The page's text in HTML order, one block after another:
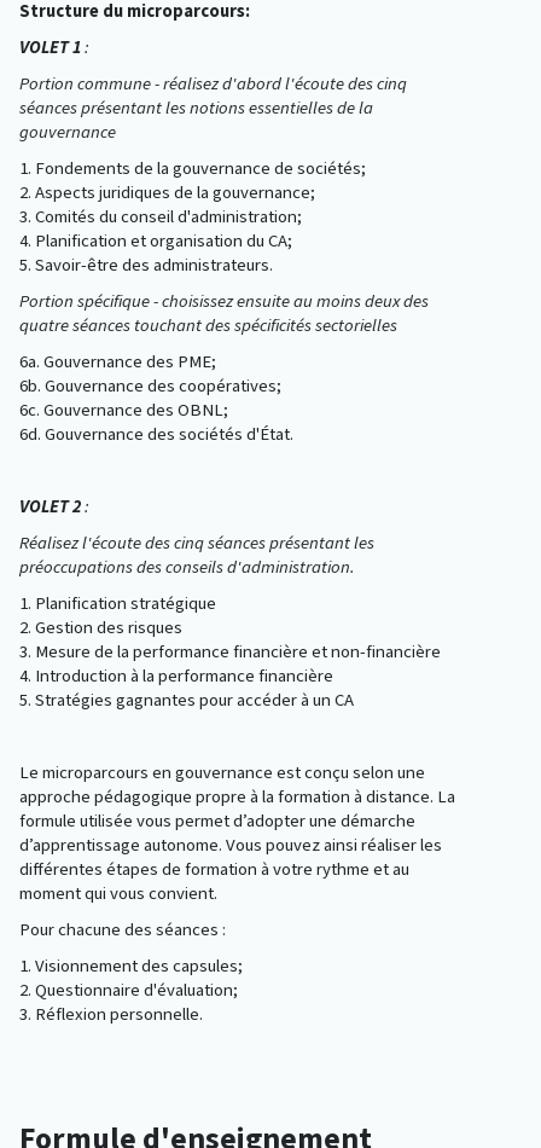
Structure du microparcours:
VOLET 1:
Portion commune - réalisez d'abord l'écoute des cinq
séances présentant les notions essentielles de la
gouvernance
1. Fondements de la gouvernance de sociétés;
2. Aspects juridiques de la gouvernance;
3. Comités du conseil d'administration;
4. Planification et organisation du CA;
5. Savoir-être des administrateurs.
Portion spécifique - choisissez ensuite au moins deux des
quatre séances touchant des spécificités sectorielles
6a. Gouvernance des PME;
6b. Gouvernance des coopératives;
6c. Gouvernance des OBNL;
6d. Gouvernance des sociétés d'État.
VOLET 2:
Réalisez l'écoute des cinq séances présentant les
préoccupations des conseils d'administration.
1. Planification stratégique
2. Gestion des risques
3. Mesure de la performance financière et non-financière
4. Introduction à la performance financière
5. Stratégies gagnantes pour accéder à un CA
Le microparcours en gouvernance est conçu selon une
approche pédagogique propre à la formation à distance. La
formule utilisée vous permet d’adopter une démarche
d’apprentissage autonome. Vous pouvez ainsi réaliser les
différentes étapes de formation à votre rythme et au
moment qui vous convient.
Pour chacune des séances :
1. Visionnement des capsules;
2. Questionnaire d'évaluation;
3. Réflexion personnelle.
Formule d'enseignement